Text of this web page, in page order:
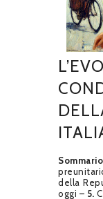
Sommario
della
oggi – 5.